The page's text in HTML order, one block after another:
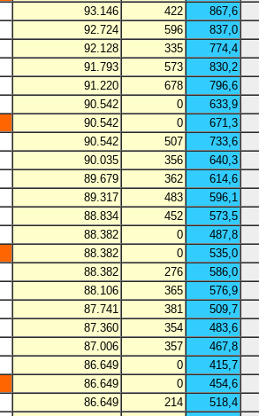
93.146 422
867,6
92.724 596
837,0
92.128 335
774,4
91.793 573
830,2
91.220 678
796,6
90.542 0
633,9
90.542 0
671,3
90.542 507
733,6
90.035 356
640,3
89.679 362
614,6
89.317 483
596,1
88.834 452
573,5
88.382 0
487,8
88.382 0
535,0
88.382 276
586,0
88.106 365
576,9
87.741 381
509,7
87.360 354
483,6
87.006 357
467,8
86.649 0
415,7
86.649 0
454,6
86.649 214
518,4